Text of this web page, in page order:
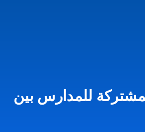
للمدارس بين